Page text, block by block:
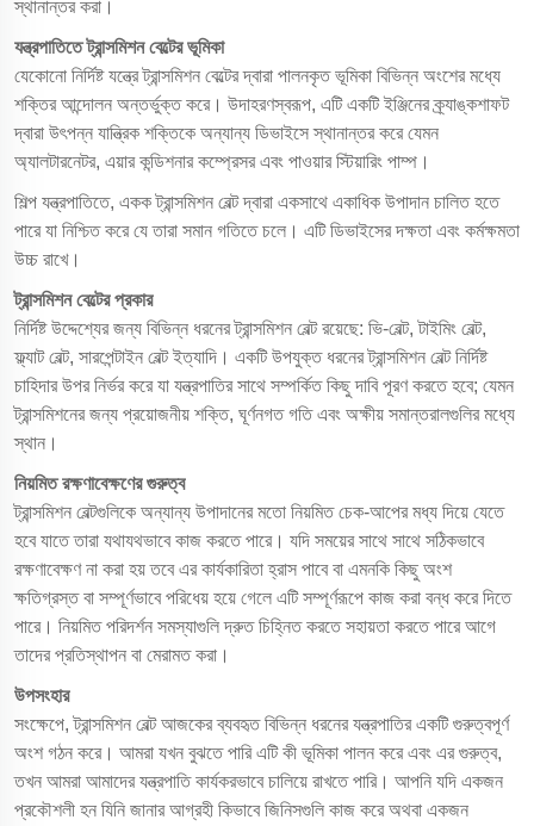
স্থানান্তর করা।
যন্ত্রপাতিতে ট্রান্সমিশন বেল্টের ভূমিকা
যেকোনো নির্দিষ্ট যন্ত্রে ট্রান্সমিশন বেল্টের দ্বারা পালনকৃত ভূমিকা বিভিন্ন অংশের মধ্যে
শক্তির আন্দোলন অন্তর্ভুক্ত করে। উদাহরণস্বরূপ, এটি একটি ইঞ্জিনের ক্র্যাঙ্কশাফট
দ্বারা উৎপন্ন যান্ত্রিক শক্তিকে অন্যান্য ডিভাইসে স্থানান্তর করে যেমন
অ্যালটারনেটর, এয়ার কন্ডিশনার কম্প্রেসর এবং পাওয়ার স্টিয়ারিং পাম্প।
শিল্প যন্ত্রপাতিতে, একক ট্রান্সমিশন বেল্ট দ্বারা একসাথে একাধিক উপাদান চালিত হতে
পারে যা নিশ্চিত করে যে তারা সমান গতিতে চলে। এটি ডিভাইসের দক্ষতা এবং কর্মক্ষমতা
উচ্চ রাখে।
ট্রান্সমিশন বেল্টের প্রকার
নির্দিষ্ট উদ্দেশ্যের জন্য বিভিন্ন ধরনের ট্রান্সমিশন বেল্ট রয়েছে: ভি-বেল্ট, টাইমিং বেল্ট,
ফ্ল্যাট বেল্ট, সারপেন্টাইন বেল্ট ইত্যাদি। একটি উপযুক্ত ধরনের ট্রান্সমিশন বেল্ট নির্দিষ্ট
চাহিদার উপর নির্ভর করে যা যন্ত্রপাতির সাথে সম্পর্কিত কিছু দাবি পূরণ করতে হবে; যেমন
ট্রান্সমিশনের জন্য প্রয়োজনীয় শক্তি, ঘূর্ণনগত গতি এবং অক্ষীয় সমান্তরালগুলির মধ্যে
স্থান।
নিয়মিত রক্ষণাবেক্ষণের গুরুত্ব
ট্রান্সমিশন বেল্টগুলিকে অন্যান্য উপাদানের মতো নিয়মিত চেক-আপের মধ্য দিয়ে যেতে
হবে যাতে তারা যথাযথভাবে কাজ করতে পারে। যদি সময়ের সাথে সাথে সঠিকভাবে
রক্ষণাবেক্ষণ না করা হয় তবে এর কার্যকারিতা হ্রাস পাবে বা এমনকি কিছু অংশ
ক্ষতিগ্রস্ত বা সম্পূর্ণভাবে পরিধেয় হয়ে গেলে এটি সম্পূর্ণরূপে কাজ করা বন্ধ করে দিতে
পারে। নিয়মিত পরিদর্শন সমস্যাগুলি দ্রুত চিহ্নিত করতে সহায়তা করতে পারে আগে
তাদের প্রতিস্থাপন বা মেরামত করা।
উপসংহার
সংক্ষেপে, ট্রান্সমিশন বেল্ট আজকের ব্যবহৃত বিভিন্ন ধরনের যন্ত্রপাতির একটি গুরুত্বপূর্ণ
অংশ গঠন করে। আমরা যখন বুঝতে পারি এটি কী ভূমিকা পালন করে এবং এর গুরুত্ব,
তখন আমরা আমাদের যন্ত্রপাতি কার্যকরভাবে চালিয়ে রাখতে পারি। আপনি যদি একজন
প্রকৌশলী হন যিনি জানার আগ্রহী কিভাবে জিনিসগুলি কাজ করে অথবা একজন